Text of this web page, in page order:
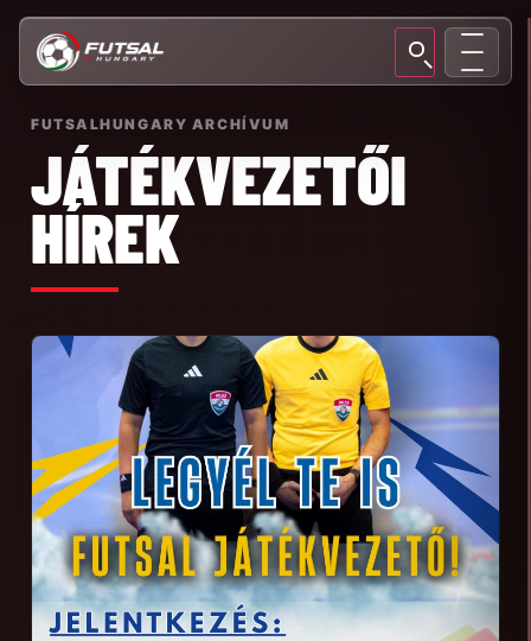
FUTSALHUNGARY ARCHÍVUM
JÁTÉKVEZETŐI
HÍREK